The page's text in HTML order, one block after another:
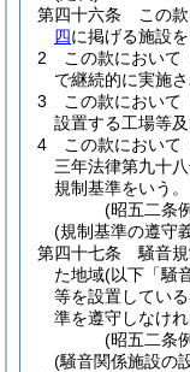
第四十六条
この
四に掲げる施設を
2
この款において
で継続的に実施
3
この款において
設置する工場等
4
この款において
三年法律第九十
規制基準をいう。
(昭五二条
(規制基準の遵守
第四十七条
騒音
た地域(以下「騒
等を設置してい
準を遵守しなけれ
(昭五二条
(騒音関係施設の